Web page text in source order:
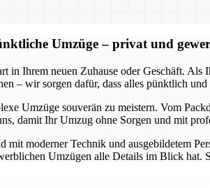
Umzüge – privat und
in Ihrem neuen Zuhause oder Geschäft.
– wir sorgen dafür, dass alles pünktlich
Umzüge souverän zu meistern. Vom
damit Ihr Umzug ohne Sorgen und mit
moderner Technik und ausgebildetem
Umzügen alle Details im Blick